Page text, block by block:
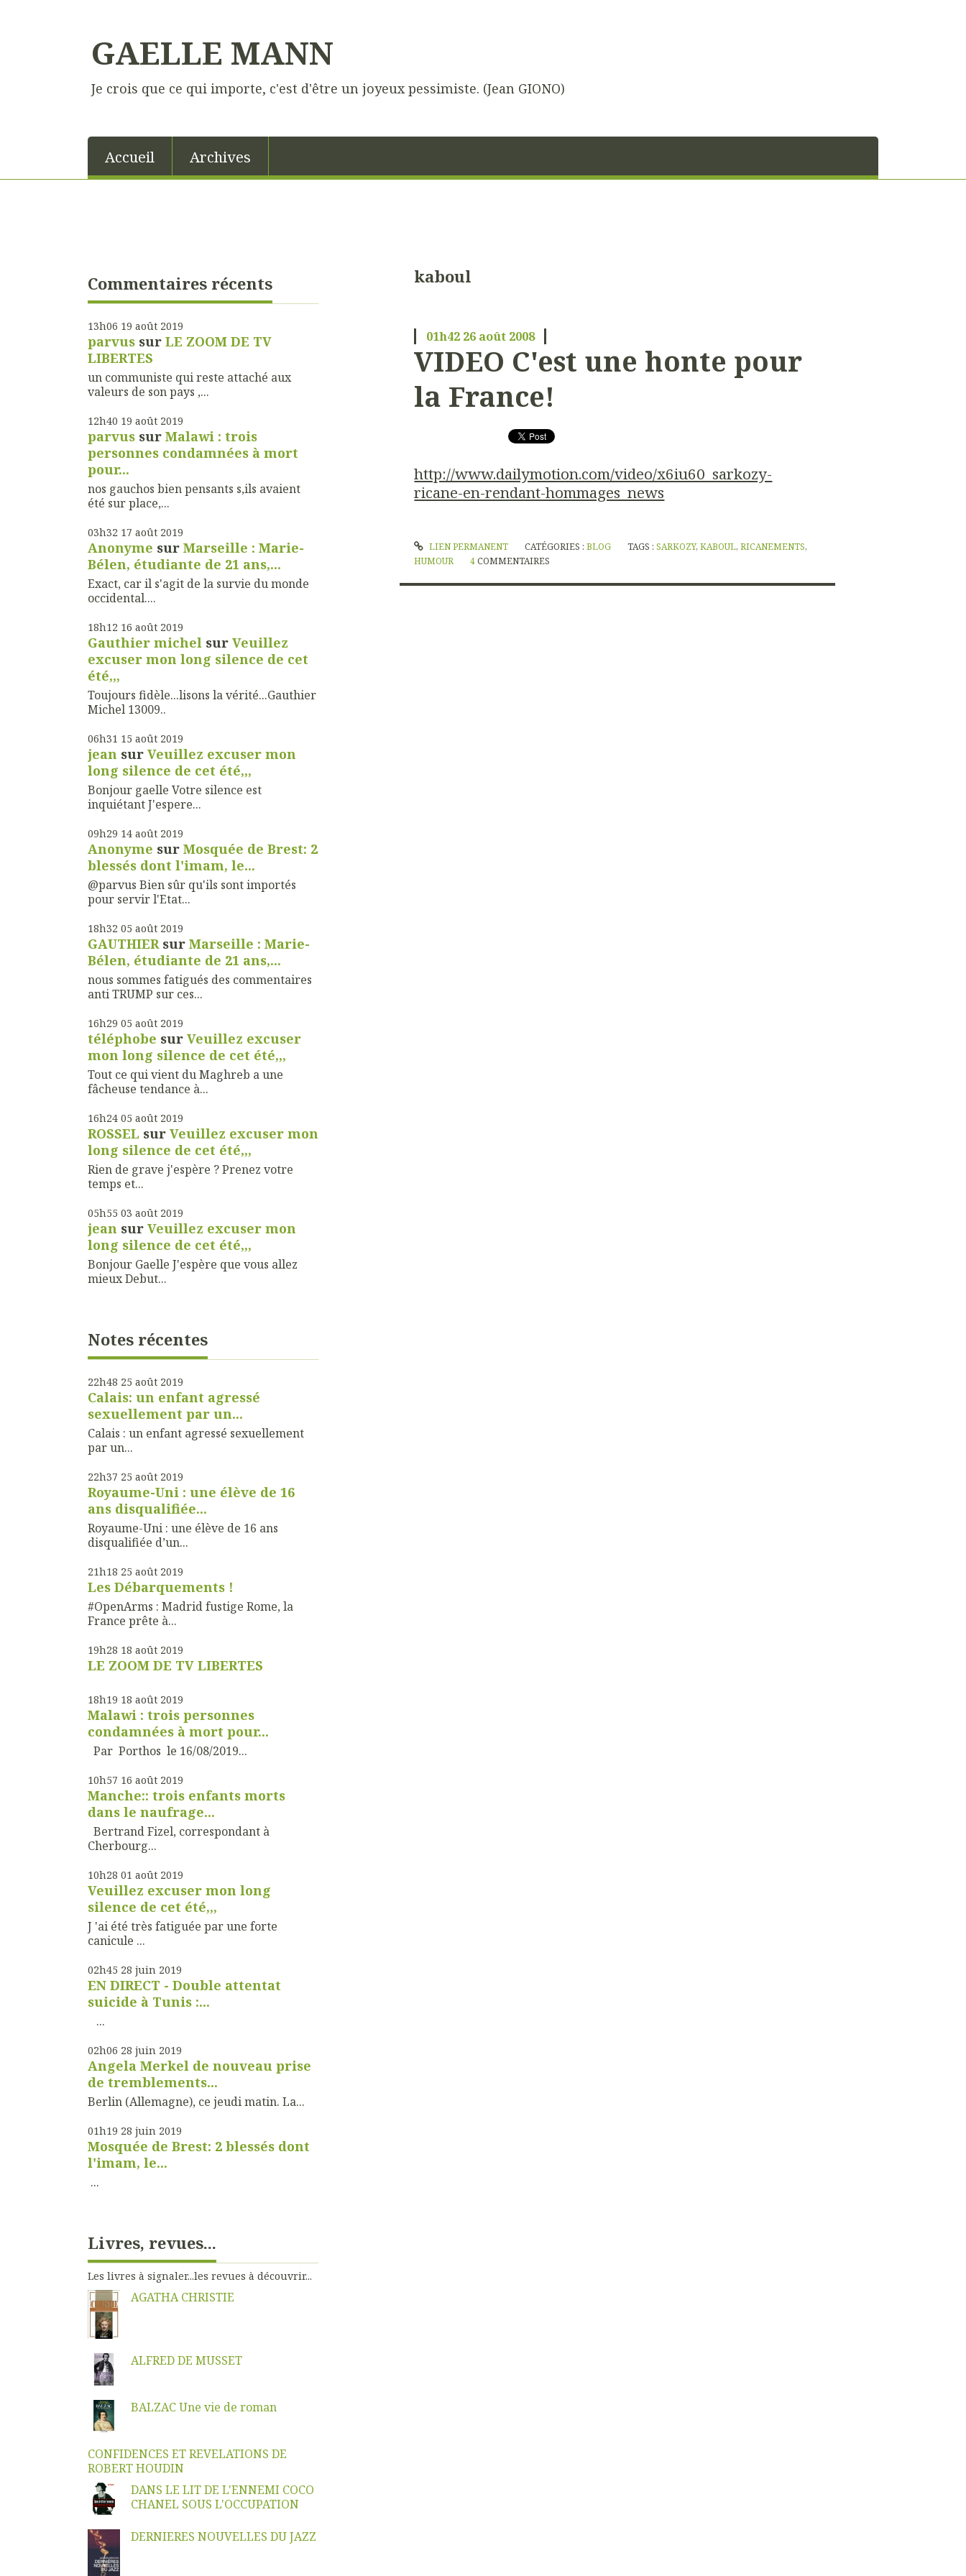
GAELLE MANN
Je crois que ce qui importe, c'est d'être un joyeux pessimiste. (Jean GIONO)
Accueil Archives
Commentaires récents
13h06 19 août 2019
parvus sur LE ZOOM DE TV
LIBERTES
un communiste qui reste attaché aux
valeurs de son pays ,...
12h40 19 août 2019
parvus sur Malawi : trois
personnes condamnées à mort
pour...
nos gauchos bien pensants s,ils avaient
été sur place,...
03h32 17 août 2019
Anonyme sur Marseille : Marie-
Bélen, étudiante de 21 ans,...
Exact, car il s'agit de la survie du monde
occidental....
18h12 16 août 2019
Gauthier michel sur Veuillez
excuser mon long silence de cet
été,,,
Toujours fidèle...lisons la vérité...Gauthier
Michel 13009..
06h31 15 août 2019
jean sur Veuillez excuser mon
long silence de cet été,,,
Bonjour gaelle Votre silence est
inquiétant J'espere...
09h29 14 août 2019
Anonyme sur Mosquée de Brest: 2
blessés dont l'imam, le...
@parvus Bien sûr qu'ils sont importés
pour servir l'Etat...
18h32 05 août 2019
GAUTHIERsur Marseille : Marie-
Bélen, étudiante de 21 ans,...
nous sommes fatigués des commentaires
anti TRUMP sur ces...
16h29 05 août 2019
téléphobe sur Veuillez excuser
mon long silence de cet été,,,
Tout ce qui vient du Maghreb a une
fâcheuse tendance à...
16h24 05 août 2019
ROSSEL sur Veuillez excuser mon
long silence de cet été,,,
Rien de grave j'espère ? Prenez votre
temps et...
05h55 03 août 2019
jean sur Veuillez excuser mon
long silence de cet été,,,
Bonjour Gaelle J'espère que vous allez
mieux Debut...
Notes récentes
22h48 25 août 2019
Calais: un enfant agressé
sexuellement par un...
Calais : un enfant agressé sexuellement
par un...
22h37 25 août 2019
Royaume-Uni : une élève de 16
ans disqualifiée...
Royaume-Uni : une élève de 16 ans
disqualifiée d’un...
21h18 25 août 2019
Les Débarquements !
#OpenArms : Madrid fustige Rome, la
France prête à...
19h28 18 août 2019
LE ZOOM DE TV LIBERTES
18h19 18 août 2019
Malawi : trois personnes
condamnées à mort pour...
Par Porthos le 16/08/2019...
10h57 16 août 2019
Manche:: trois enfants morts
dans le naufrage...
Bertrand Fizel, correspondant à
Cherbourg...
10h28 01 août 2019
Veuillez excuser mon long
silence de cet été,,,
J 'ai été très fatiguée par une forte
canicule ...
02h45 28 juin 2019
EN DIRECT - Double attentat
suicide à Tunis :...
...
02h06 28 juin 2019
Angela Merkel de nouveau prise
de tremblements...
Berlin (Allemagne), ce jeudi matin. La...
01h19 28 juin 2019
Mosquée de Brest: 2 blessés dont
l'imam, le...
...
Livres, revues...
Les livres à signaler...les revues à découvrir...
AGATHA CHRISTIE
ALFRED DE MUSSET
BALZAC Une vie de roman
CONFIDENCES ET REVELATIONS DE
ROBERT HOUDIN
DANS LE LIT DE L'ENNEMI COCO
CHANEL SOUS L'OCCUPATION
DERNIERES NOUVELLES DU JAZZ
kaboul
01h42 26 août 2008
VIDEO C'est une honte pour
la France!
http://www.dailymotion.com/video/x6iu60_sarkozy-
ricane-en-rendant-hommages_news
LIEN PERMANENT CATÉGORIES : BLOG TAGS : SARKOZY, KABOUL, RICANEMENTS,
HUMOUR
4 COMMENTAIRES